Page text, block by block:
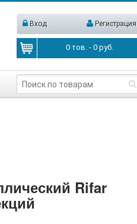
Вход Регистрация
0 тов. -0 руб.
Rifar